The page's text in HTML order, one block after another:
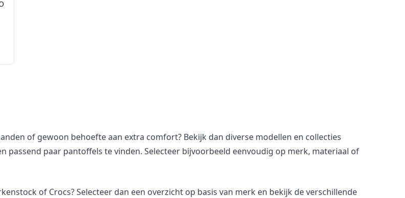
of gewoon behoefte aan extra comfort? Bekijk dan diverse modellen en collecties
passend paar pantoffels te vinden. Selecteer bijvoorbeeld eenvoudig op merk, materiaal of
of Crocs? Selecteer dan een overzicht op basis van merk en bekijk de verschillende